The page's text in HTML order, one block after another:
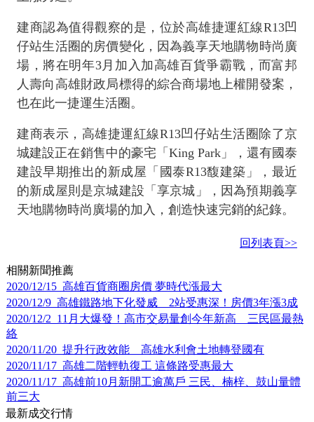
建商認為值得觀察的是，位於高雄捷運紅線R13凹
仔站生活圈的房價變化，因為義享天地購物時尚廣
場，將在明年3月加入加高雄百貨爭霸戰，而富邦
人壽向高雄財政局標得的綜合商場地上權開發案，
也在此一捷運生活圈。
建商表示，高雄捷運紅線R13凹仔站生活圈除了京
城建設正在銷售中的豪宅「King Park」，還有國泰
建設早期推出的新成屋「國泰R13馥建築」，最近
的新成屋則是京城建設「享京城」，因為預期義享
天地購物時尚廣場的加入，創造快速完銷的紀錄。
回列表頁>>
相關新聞推薦
2020/12/15 高雄百貨商圈房價 夢時代漲最大
2020/12/9 高雄鐵路地下化發威 2站受惠深！房價3年漲3成
2020/12/2 11月大爆發！高市交易量創今年新高 三民區最熱
絡
2020/11/20 提升行政效能 高雄水利會土地轉登國有
2020/11/17 高雄二階輕軌復工 這條路受惠最大
2020/11/17 高雄前10月新開工逾萬戶 三民、楠梓、鼓山量體
前三大
最新成交行情